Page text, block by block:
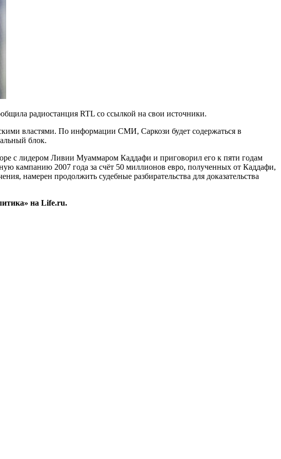
радиостанция RTL со ссылкой на свои источники.
властями. По информации СМИ, Саркози будет содержаться в
блок.
с лидером Ливии Муаммаром Каддафи и приговорил его к пяти годам
кампанию 2007 года за счёт 50 миллионов евро, полученных от Каддафи,
намерен продолжить судебные разбирательства для доказательства
на Life.ru.